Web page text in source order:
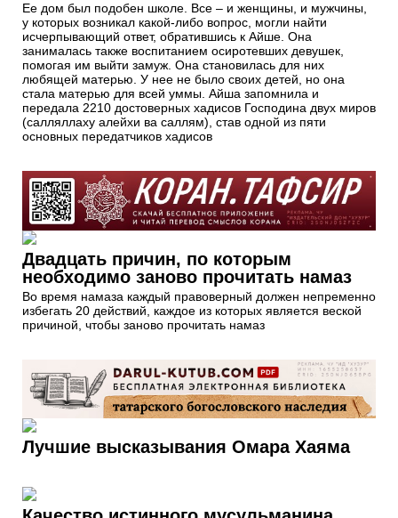
Ее дом был подобен школе. Все – и женщины, и мужчины,
у которых возникал какой-либо вопрос, могли найти
исчерпывающий ответ, обратившись к Айше. Она
занималась также воспитанием осиротевших девушек,
помогая им выйти замуж. Она становилась для них
любящей матерью. У нее не было своих детей, но она
стала матерью для всей уммы. Айша запомнила и
передала 2210 достоверных хадисов Господина двух миров
(салляллаху алейхи ва саллям), став одной из пяти
основных передатчиков хадисов
Двадцать причин, по которым
необходимо заново прочитать намаз
Во время намаза каждый правоверный должен непременно
избегать 20 действий, каждое из которых является веской
причиной, чтобы заново прочитать намаз
Лучшие высказывания Омара Хаяма